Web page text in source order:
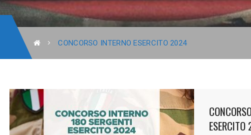
CONCORSO INTERNO ESERCITO 2024